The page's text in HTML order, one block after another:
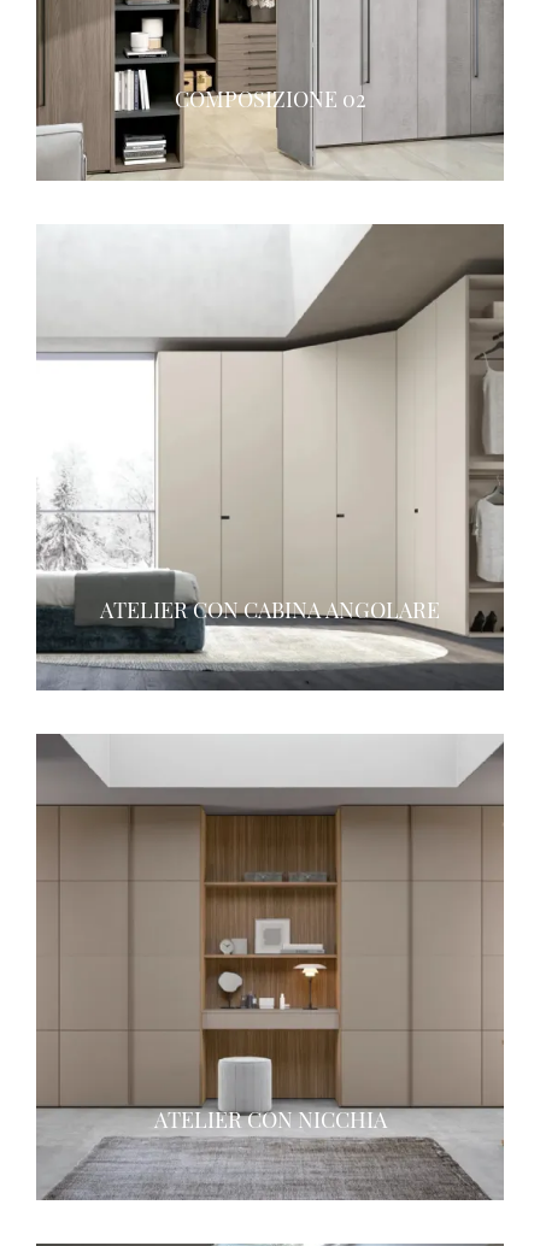
COMPOSIZIONE 02
ATELIER CON CABINA ANGOLARE
ATELIER CON NICCHIA